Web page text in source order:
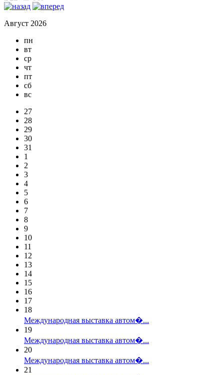
Август 2026
пн
вт
ср
чт
пт
сб
вс
27
28
29
30
31
1
2
3
4
5
6
7
8
9
10
11
12
13
14
15
16
17
18
Международная выставка автом�...
19
Международная выставка автом�...
20
Международная выставка автом�...
21